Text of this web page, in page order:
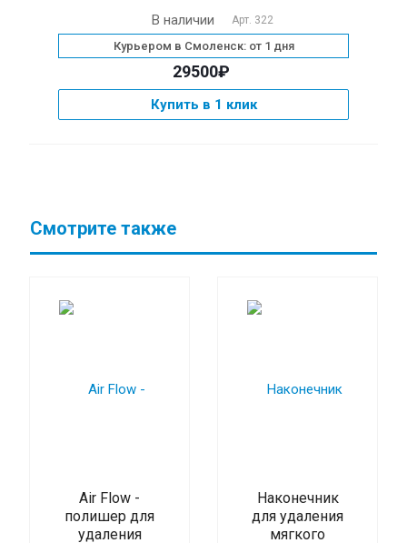
В наличии Арт. 322
Курьером в Смоленск: от 1 дня
29500₽
Купить в 1 клик
Смотрите также
Air Flow -
полишер для
удаления
Наконечник
для удаления
мягкого